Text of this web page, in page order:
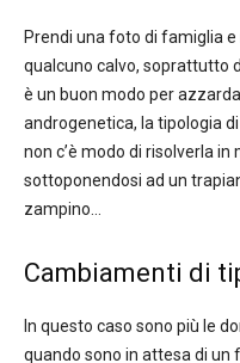
Prendi una foto di famiglia e
qualcuno calvo, soprattutto
è un buon modo per
androgenetica, la tipologia
non c’è modo di risolverla
sottoponendosi ad un
zampino…
Cambiamenti di
In questo caso sono più le
quando sono in attesa di un